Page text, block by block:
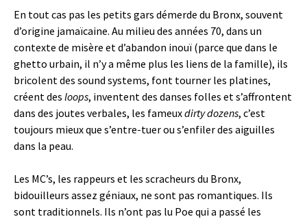
En tout cas pas les petits gars démerde du Bronx, souvent
d’origine jamaïcaine. Au milieu des années 70, dans un
contexte de misère et d’abandon inouï (parce que dans le
ghetto urbain, il n’y a même plus les liens de la famille), ils
bricolent des sound systems, font tourner les platines,
créent des loops, inventent des danses folles et s’affrontent
dans des joutes verbales, les fameuxdirty dozens, c’est
toujours mieux que s’entre-tuer ou s’enfiler des aiguilles
dans la peau.
Les MC’s, les rappeurs et les scracheurs du Bronx,
bidouilleurs assez géniaux, ne sont pas romantiques. Ils
sont traditionnels. Ils n’ont pas lu Poe qui a passé les